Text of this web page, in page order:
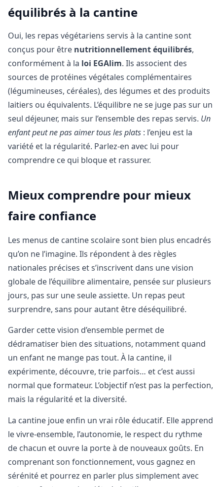
équilibrés à la cantine
Oui, les repas végétariens servis à la cantine sont
conçus pour être nutritionnellement équilibrés,
conformément à la loi EGAlim. Ils associent des
sources de protéines végétales complémentaires
(légumineuses, céréales), des légumes et des produits
laitiers ou équivalents. L’équilibre ne se juge pas sur un
seul déjeuner, mais sur l’ensemble des repas servis. Un
enfant peut ne pas aimer tous les plats : l’enjeu est la
variété et la régularité. Parlez-en avec lui pour
comprendre ce qui bloque et rassurer.
Mieux comprendre pour mieux
faire confiance
Les menus de cantine scolaire sont bien plus encadrés
qu’on ne l’imagine. Ils répondent à des règles
nationales précises et s’inscrivent dans une vision
globale de l’équilibre alimentaire, pensée sur plusieurs
jours, pas sur une seule assiette. Un repas peut
surprendre, sans pour autant être déséquilibré.
Garder cette vision d’ensemble permet de
dédramatiser bien des situations, notamment quand
un enfant ne mange pas tout. À la cantine, il
expérimente, découvre, trie parfois… et c’est aussi
normal que formateur. L’objectif n’est pas la perfection,
mais la régularité et la diversité.
La cantine joue enfin un vrai rôle éducatif. Elle apprend
le vivre-ensemble, l’autonomie, le respect du rythme
de chacun et ouvre la porte à de nouveaux goûts. En
comprenant son fonctionnement, vous gagnez en
sérénité et pourrez en parler plus simplement avec